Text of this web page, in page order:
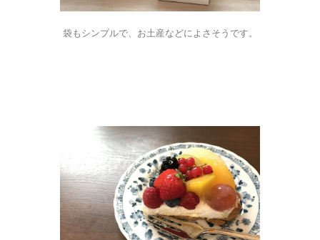
袋もシンプルで、お土産などによさそうです。